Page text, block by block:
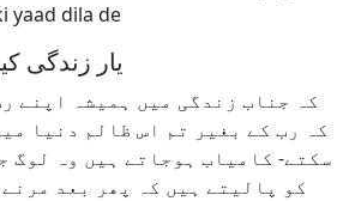
yaad dila de
یار زندگی
کہ جناب زندگی میں ہمیشہ اپنے
کہ رب کے بغیر تم اس ظالم دنیا
سکتے- کامیاب ہوجاتے ہیں وہ لوگ
کو پالیتے ہیں کہ پھر بعد